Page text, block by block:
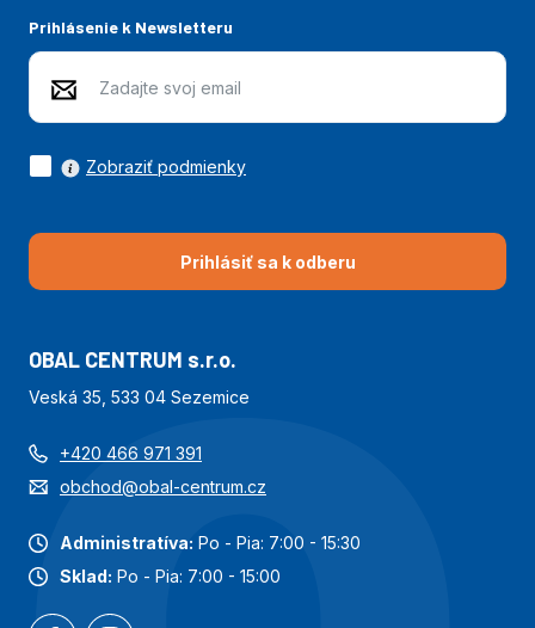
Prihlásenie k Newsletteru
Prihlásiť sa k odberu
Zobraziť podmienky
OBAL CENTRUM s.r.o.
Veská 35, 533 04 Sezemice
+420 466 971 391
obchod@obal-centrum.cz
Administratíva: Po - Pia: 7:00 - 15:30
Sklad: Po - Pia: 7:00 - 15:00